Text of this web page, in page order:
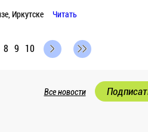
Иркутске
Читать
8 9 10
Все новости